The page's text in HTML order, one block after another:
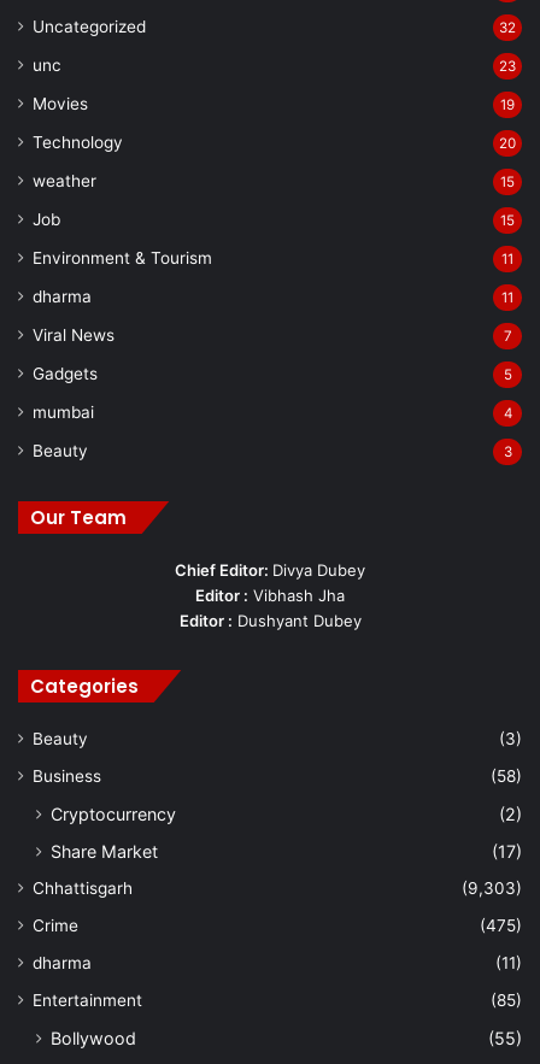
Uncategorized 32
unc 23
Movies 19
Technology 20
weather 15
Job 15
Environment & Tourism 11
dharma 11
Viral News 7
Gadgets 5
mumbai 4
Beauty 3
Our Team
Chief Editor: Divya Dubey
Editor : Vibhash Jha
Editor : Dushyant Dubey
Categories
Beauty
(3)
Business
(58)
Cryptocurrency
(2)
Share Market
(17)
Chhattisgarh
(9,303)
Crime
(475)
dharma
(11)
Entertainment
(85)
Bollywood
(55)